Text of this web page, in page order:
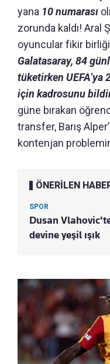
yana 10 numarası
zorunda kaldı! Aral
oyuncular fikir birliği
Galatasaray, 84
tüketirken UEFA’ya
için kadrosunu
güne bırakan
transfer, Barış
kontenjan
ÖNERİLEN
SPOR
Dusan
devine yeşil ışık